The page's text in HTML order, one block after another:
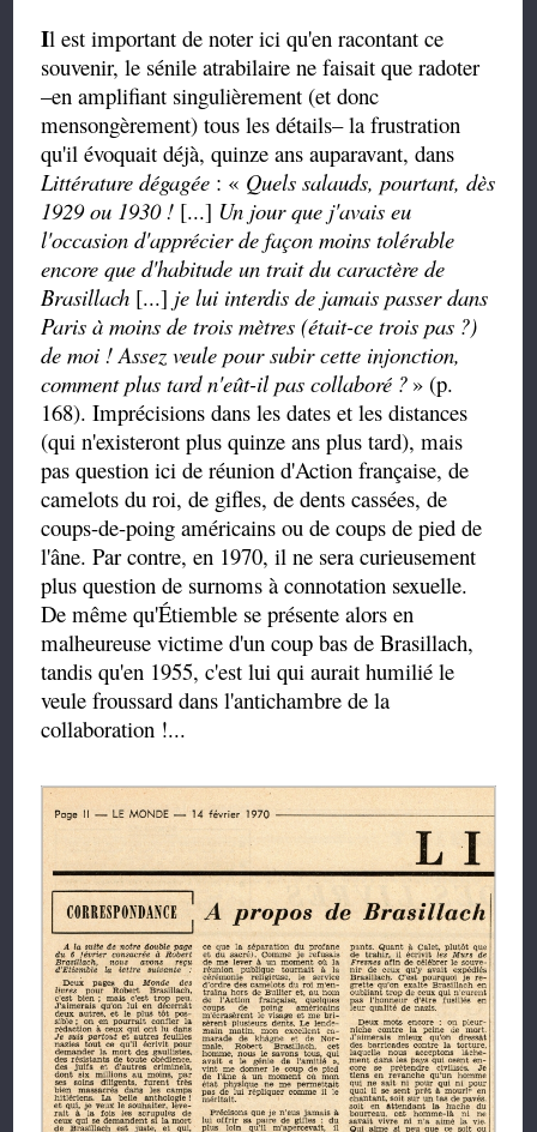
Il est important de noterici qu'en racontant ce
souvenir, le sénile atrabilaire ne faisait que radoter
–en amplifiant singulièrement (et donc
mensongèrement) tous les détails–la frustration
qu'il évoquait déjà, quinze ans auparavant, dans
Littérature dégagée : « Quels salauds, pourtant, dès
1929 ou 1930 ! [...] Un jour que j'avais eu
l'occasion d'apprécier de façon moins tolérable
encore que d'habitude un trait du caractère de
Brasillach [...] je lui interdis de jamais passer dans
Paris à moins de trois mètres (était-ce trois pas ?)
de moi ! Assez veule pour subir cette injonction,
comment plus tard n'eût-il pas collaboré ? » (p.
168). Imprécisions dans les dates et les distances
(qui n'existeront plus quinze ans plus tard), mais
pas question ici de réunion d'Action française, de
camelots du roi, de gifles, de dents cassées, de
coups-de-poing américains ou de coups de pied de
l'âne. Par contre, en 1970, il ne sera curieusement
plus question de surnoms à connotation sexuelle.
De même qu'Étiemble se présente alors en
malheureuse victime d'un coup bas de Brasillach,
tandis qu'en 1955, c'est lui qui aurait humilié le
veule froussard dans l'antichambre de la
collaboration !...